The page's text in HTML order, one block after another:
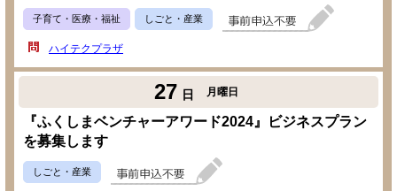
子育て・医療・福祉 しごと・産業
ハイテクプラザ
27 日 月曜日
『ふくしまベンチャーアワード2024』ビジネスプラン
を募集します
しごと・産業